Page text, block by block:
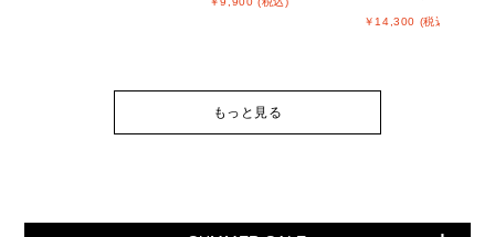
￥14,300 (税込)
もっと見る